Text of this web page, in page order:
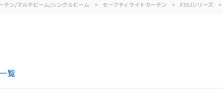
テン/マルチビーム/シングルビーム > セーフティライトカーテン > F3SJシリーズ >
覧